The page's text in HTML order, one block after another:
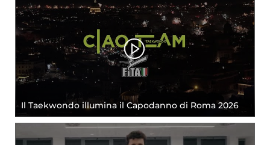
Il Taekwondo illumina il Capodanno di Roma 2026